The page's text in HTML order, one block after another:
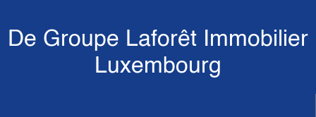
De Groupe Laforêt Immobilier
Luxembourg